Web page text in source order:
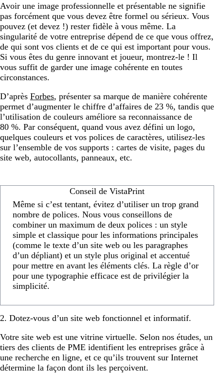
Avoir une image professionnelle et présentable ne signifie
pas forcément que vous devez être formel ou sérieux. Vous
pouvez (et devez !) rester fidèle à vous même. La
singularité de votre entreprise dépend de ce que vous offrez,
de qui sont vos clients et de ce qui est important pour vous.
Si vous êtes du genre innovant et joueur, montrez-le ! Il
vous suffit de garder une image cohérente en toutes
circonstances.
D’après Forbes, présenter sa marque de manière cohérente
permet d’augmenter le chiffre d’affaires de 23 %, tandis que
l’utilisation de couleurs améliore sa reconnaissance de
80 %. Par conséquent, quand vous avez défini un logo,
quelques couleurs et vos polices de caractères, utilisez-les
sur l’ensemble de vos supports : cartes de visite, pages du
site web, autocollants, panneaux, etc.
Conseil de VistaPrint
Même si c’est tentant, évitez d’utiliser un trop grand
nombre de polices. Nous vous conseillons de
combiner un maximum de deux polices : un style
simple et classique pour les informations principales
(comme le texte d’un site web ou les paragraphes
d’un dépliant) et un style plus original et accentué
pour mettre en avant les éléments clés. La règle d’or
pour une typographie efficace est de privilégier la
simplicité.
2. Dotez-vous d’un site web fonctionnel et informatif.
Votre site web est une vitrine virtuelle. Selon nos études, un
tiers des clients de PME identifient les entreprises grâce à
une recherche en ligne, et ce qu’ils trouvent sur Internet
détermine la façon dont ils les perçoivent.